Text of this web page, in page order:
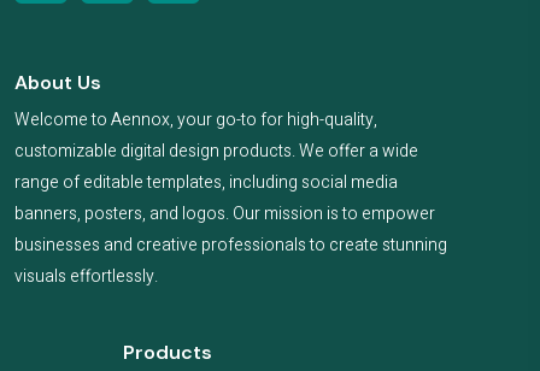
About Us
Welcome to Aennox, your go-to for high-quality,
customizable digital design products. We offer a wide
range of editable templates, including social media
banners, posters, and logos. Our mission is to empower
businesses and creative professionals to create stunning
visuals effortlessly.
Products